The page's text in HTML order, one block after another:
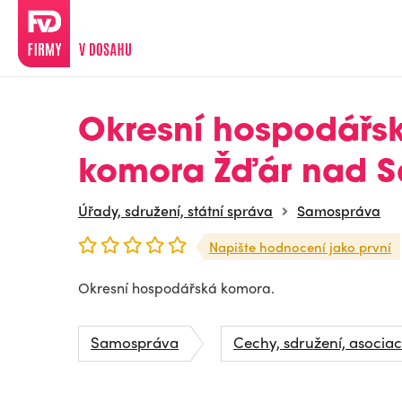
Okresní
komora Žďár nad
Úřady, sdružení, státní správa Samospráva
Napište hodnocení jako první
Okresní hospodářská komora.
Samospráva Cechy, sdružení,